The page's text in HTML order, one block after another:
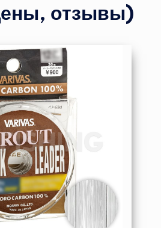
отзывы)